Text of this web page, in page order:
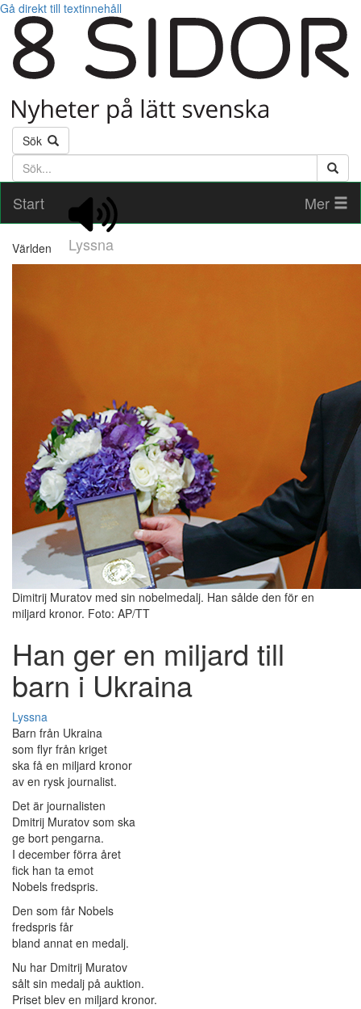
Gå direkt till textinnehåll
Sök
Söktext
Start
Lyssna
Mer
Världen
Dimitrij Muratov med sin nobelmedalj. Han sålde den för en
miljard kronor. Foto: AP/TT
Han ger en miljard till
barn i Ukraina
Lyssna
Barn från Ukraina
som flyr från kriget
ska få en miljard kronor
av en rysk journalist.
Det är journalisten
Dmitrij Muratov som ska
ge bort pengarna.
I december förra året
fick han ta emot
Nobels fredspris.
Den som får Nobels
fredspris får
bland annat en medalj.
Nu har Dmitrij Muratov
sålt sin medalj på auktion.
Priset blev en miljard kronor.